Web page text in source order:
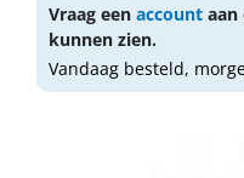
Vraag een account aan
kunnen zien.
Vandaag besteld,